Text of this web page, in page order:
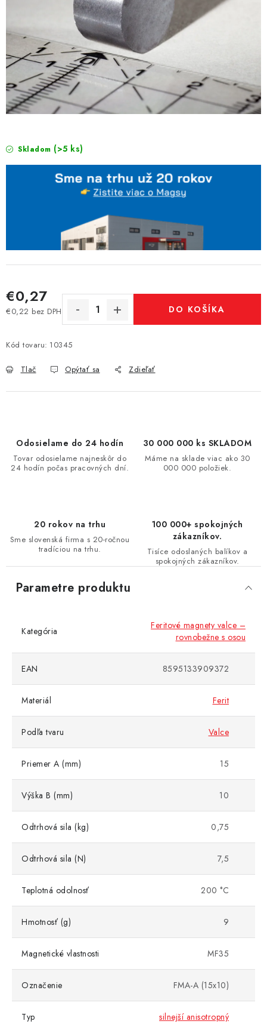
Skladom (>5 ks)
€0,27
€0,22 bez DPH
Jednotková cena:
DO KOŠÍKA
Kód tovaru: 10345
Tlač Opýtať sa Zdieľať
Odosielame do 24 hodín
Tovar odosielame najneskôr do
24 hodín počas pracovných dní.
30 000 000 ks SKLADOM
Máme na sklade viac ako 30
000 000 položiek.
20 rokov na trhu
Sme slovenská firma s 20-ročnou
tradíciou na trhu.
100 000+ spokojných
zákazníkov.
Tisíce odoslaných balíkov a
spokojných zákazníkov.
Parametre produktu
Kategória
Feritové magnety valce –
rovnobežne s osou
EAN 8595133909372
Materiál Ferit
Podľa tvaru Valce
Priemer A (mm) 15
Výška B (mm) 10
Odtrhová sila (kg) 0,75
Odtrhová sila (N) 7,5
Teplotná odolnosť 200 °C
Hmotnosť (g) 9
Magnetické vlastnosti MF35
Označenie FMA-A (15x10)
Typ silnejší anisotropný